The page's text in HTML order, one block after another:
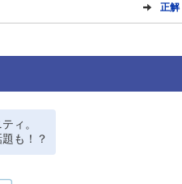
正解
ィ。
も！？